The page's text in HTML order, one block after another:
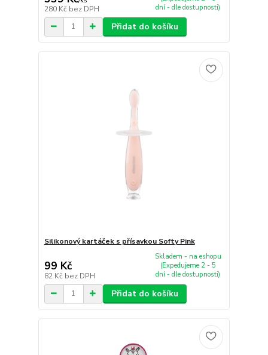
280 Kč bez DPH
dní - dle dostupnosti)
Přidat do košíku
Silikonový kartáček s přísavkou Softy Pink
99 Kč
82 Kč bez DPH
Skladem - na eshopu
(Expedujeme 2 - 5
dní - dle dostupnosti)
Přidat do košíku